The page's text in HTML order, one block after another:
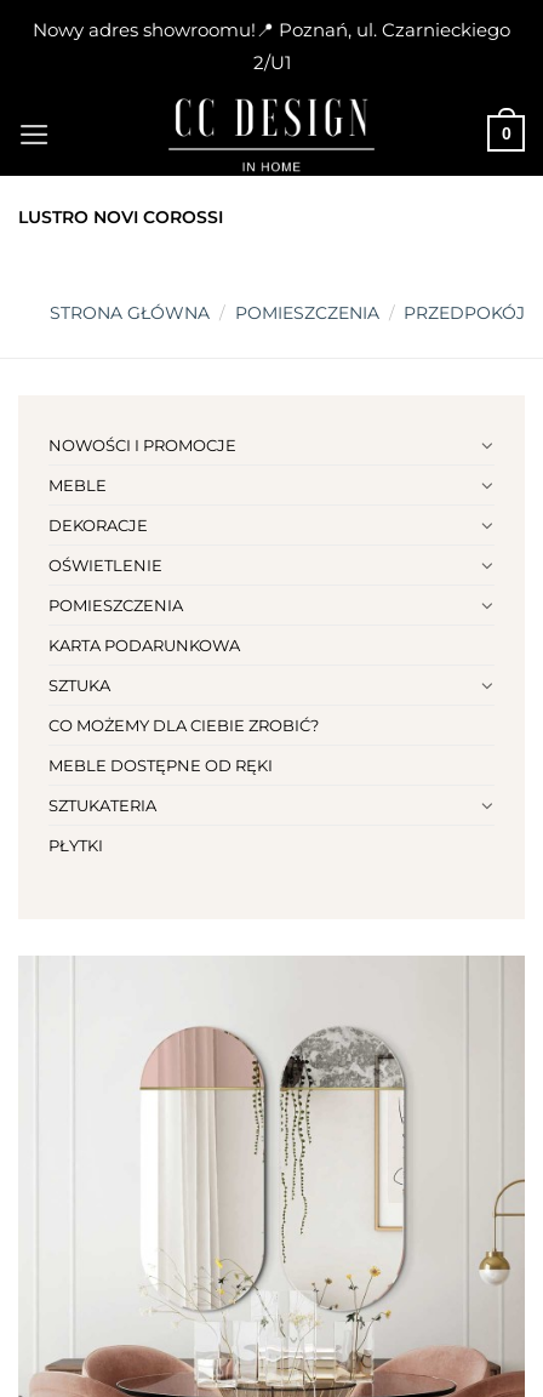
Nowy adres showroomu!📍 Poznań, ul. Czarnieckiego
2/U1
content
0
LUSTRO NOVI COROSSI
STRONA GŁÓWNA / POMIESZCZENIA / PRZEDPOKÓJ
NOWOŚCI I PROMOCJE
MEBLE
DEKORACJE
OŚWIETLENIE
POMIESZCZENIA
KARTA PODARUNKOWA
SZTUKA
CO MOŻEMY DLA CIEBIE ZROBIĆ?
MEBLE DOSTĘPNE OD RĘKI
SZTUKATERIA
PŁYTKI